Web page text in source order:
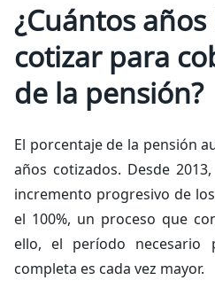
¿Cuántos
cotizar para
de la pensión?
El porcentaje de la pensión
años cotizados. Desde
incremento progresivo de
el 100%, un proceso que
ello, el período necesario
completa es cada vez mayor.